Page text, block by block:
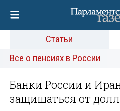
Статьи
Все о пенсиях в России
Банки России и
защищаться от